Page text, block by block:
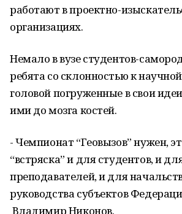
работают в проектно-
организациях.
Немало в вузе студентов-
ребята со склонностью к
головой погруженные в свои
ими до мозга костей.
- Чемпионат “Геовызов” нужен,
“встряска” и для студентов, и
преподавателей, и для
руководства субъектов
Владимир Никонов.